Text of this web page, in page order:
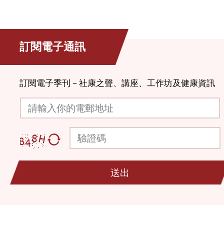
訂閱電子通訊
訂閱電子季刊－社康之聲、講座、工作坊及健康資訊
請輸入你的電郵地址
驗證碼
送出